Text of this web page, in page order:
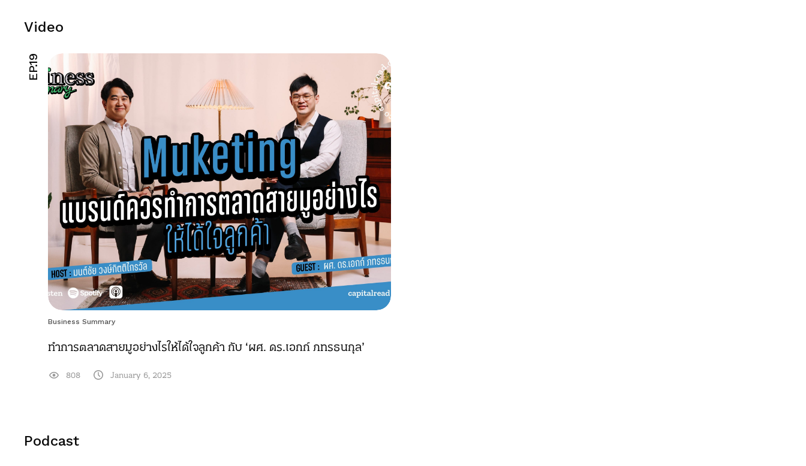
Video
Business Summary
ทำการตลาดสายมูอย่างไรให้ได้ใจลูกค้า กับ ‘ผศ. ดร.เอกก์ ภทรธนกุล’
EP.19
808 January 6, 2025
Podcast